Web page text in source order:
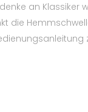
an Klassiker
die